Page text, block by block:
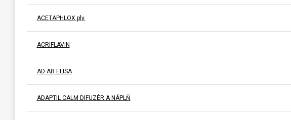
ACETAPHLOX plv.
ACRIFLAVIN
AD AB ELISA
ADAPTIL CALM DIFUZÉR A NÁPLŇ